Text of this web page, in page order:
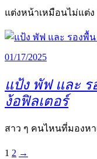
แต่งหน้าเหมือนไม่แต่ง
01/17/2025
แป้ง พัฟ และ ร
ง้อฟิลเตอร์
สาว ๆ คนไหนที่มองห
1 2 →